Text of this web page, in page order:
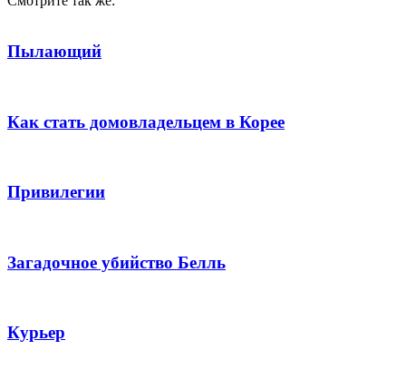
Пылающий
Как стать домовладельцем в Корее
Привилегии
Загадочное убийство Белль
Курьер